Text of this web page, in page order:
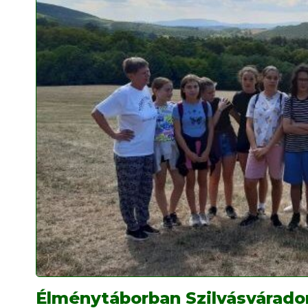
Élménytáborban